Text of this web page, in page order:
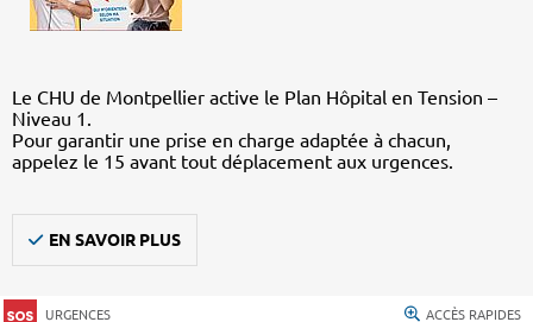
Le CHU de Montpellier active le Plan Hôpital en Tension –
Niveau 1.
Pour garantir une prise en charge adaptée à chacun,
appelez le 15 avant tout déplacement aux urgences.
EN SAVOIR PLUS
URGENCES ACCÈS RAPIDES